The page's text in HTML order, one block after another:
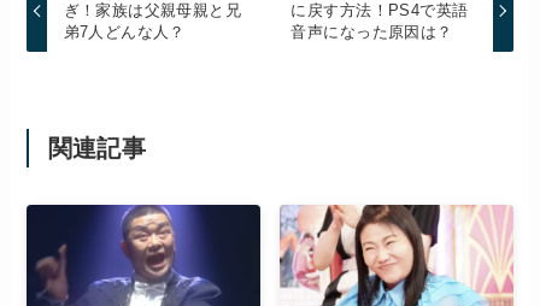
ぎ！家族は父親母親と兄
弟7人どんな人？
に戻す方法！PS4で英語
音声になった原因は？
関連記事